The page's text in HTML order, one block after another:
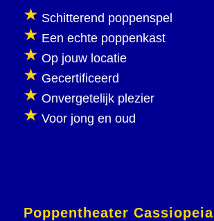
Schitterend poppenspel
Een echte poppenkast
Op jouw locatie
Gecertificeerd
Onvergetelijk plezier
Voor jong en oud
Poppentheater Cassiopeia